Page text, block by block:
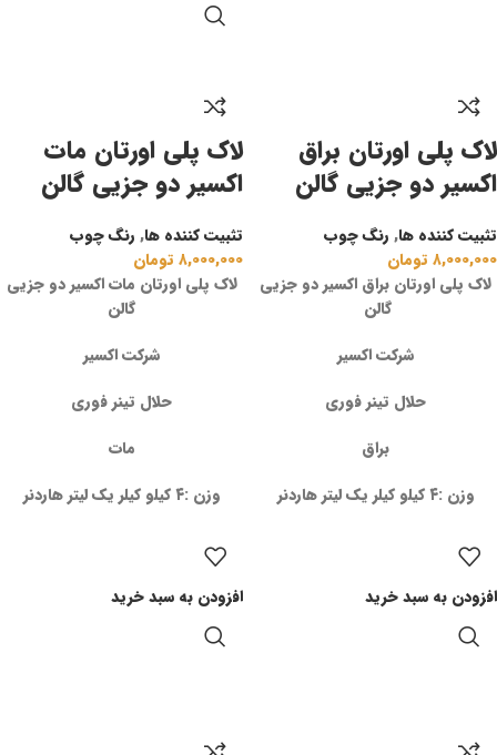
لاک پلی اورتان براق
اکسیر دو جزیی گالن
تثبیت کننده ها, رنگ چوب
۸,۰۰۰,۰۰۰ تومان
لاک پلی اورتان براق اکسیر دو جزیی
گالن
شرکت اکسیر
حلال تینر فوری
براق
وزن :۴ کیلو کیلر یک لیتر هاردنر
افزودن به سبد خرید
لاک پلی اورتان مات
اکسیر دو جزیی گالن
تثبیت کننده ها, رنگ چوب
۸,۰۰۰,۰۰۰ تومان
لاک پلی اورتان مات اکسیر دو جزیی
گالن
شرکت اکسیر
حلال تینر فوری
مات
وزن :۴ کیلو کیلر یک لیتر هاردنر
افزودن به سبد خرید